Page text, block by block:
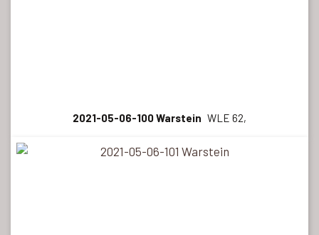
2021-05-06-100 Warstein WLE 62,